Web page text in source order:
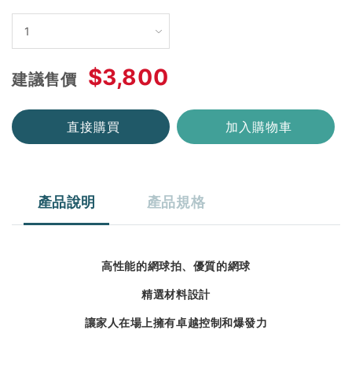
建議售價 $3,800
直接購買 加入購物車
產品說明 產品規格
高性能的網球拍、優質的網球
精選材料設計
讓家人在場上擁有卓越控制和爆發力